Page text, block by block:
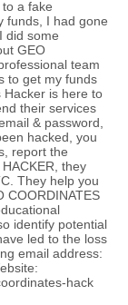
a fake
funds, I had gone
did some
GEO
team
to get my funds
Hacker is here to
their services
& password,
hacked, you
report the
they
They help you
COORDINATES
identify potential
led to the loss
email address:
hack